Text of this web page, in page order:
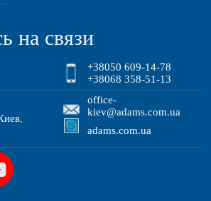
на связи
+38050 609-14-78
+38068 358-51-13
office-
kiev@adams.com.ua
adams.com.ua